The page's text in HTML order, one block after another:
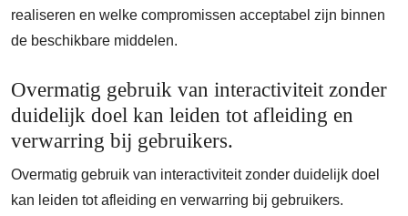
realiseren en welke compromissen acceptabel zijn binnen
de beschikbare middelen.
Overmatig gebruik van interactiviteit zonder
duidelijk doel kan leiden tot afleiding en
verwarring bij gebruikers.
Overmatig gebruik van interactiviteit zonder duidelijk doel
kan leiden tot afleiding en verwarring bij gebruikers.